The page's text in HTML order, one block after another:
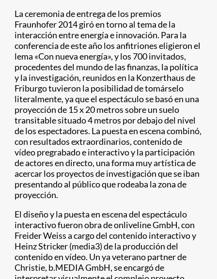
La ceremonia de entrega de los premios
Fraunhofer 2014 giró en torno al tema de la
interacción entre energía e innovación. Para la
conferencia de este año los anfitriones eligieron el
lema «Con nueva energía», y los 700 invitados,
procedentes del mundo de las finanzas, la política
y la investigación, reunidos en la Konzerthaus de
Friburgo tuvieron la posibilidad de tomárselo
literalmente, ya que el espectáculo se basó en una
proyección de 15 x 20 metros sobre un suelo
transitable situado 4 metros por debajo del nivel
de los espectadores. La puesta en escena combinó,
con resultados extraordinarios, contenido de
vídeo pregrabado e interactivo y la participación
de actores en directo, una forma muy artística de
acercar los proyectos de investigación que se iban
presentando al público que rodeaba la zona de
proyección.
El diseño y la puesta en escena del espectáculo
interactivo fueron obra de onliveline GmbH, con
Freider Weiss a cargo del contenido interactivo y
Heinz Stricker (media3) de la producción del
contenido en vídeo. Un ya veterano partner de
Christie, b.MEDIA GmbH, se encargó de